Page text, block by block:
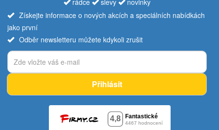
rádce slevy
novinky
Získejte informace o nových akcích a speciálních nabídkách
jako první
Odběr newsletteru můžete kdykoli zrušit
Přihlásit